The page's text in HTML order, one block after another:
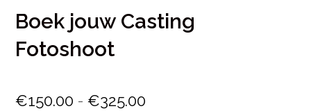
Boek jouw Casting
Fotoshoot
€150.00 - €325.00